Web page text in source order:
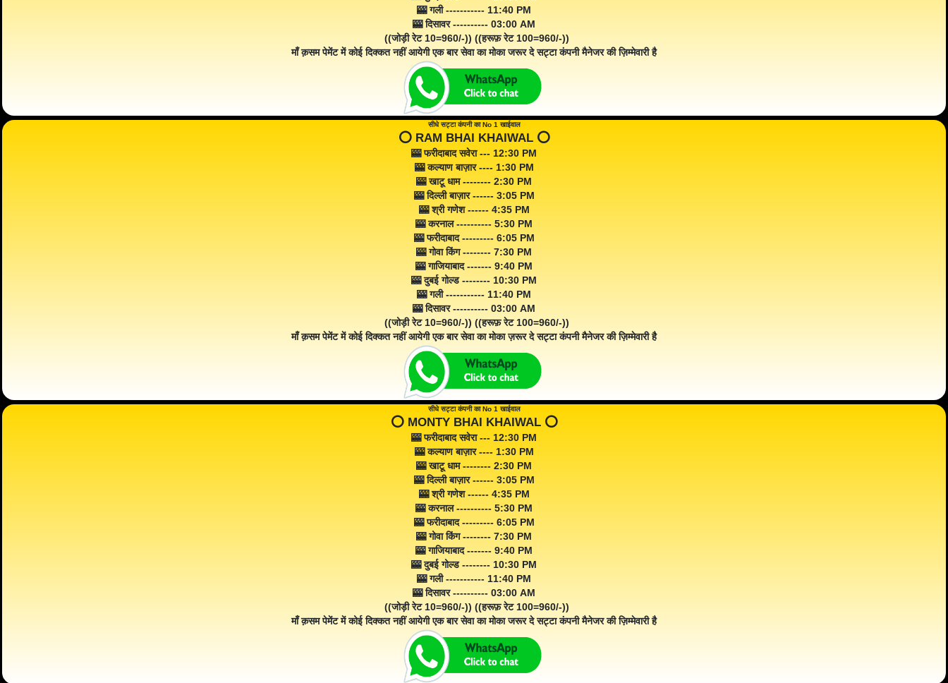
🎰 गली ----------- 11:40 PM
🎰 दिसावर ---------- 03:00 AM
((जोड़ी रेट 10=960/-)) ((हरूफ़ रेट 100=960/-))
माँ क़सम पेमेंट में कोई दिक्कत नहीं आयेगी एक बार सेवा का मोका जरूर दे सट्टा कंपनी मैनेजर की ज़िम्मेवारी है
सीधे सट्टा कंपनी का No 1 खाईवाल
⭕️ RAM BHAI KHAIWAL ⭕️
🎰 फरीदाबाद सवेरा --- 12:30 PM
🎰 कल्याण बाज़ार ---- 1:30 PM
🎰 खाटू धाम -------- 2:30 PM
🎰 दिल्ली बाज़ार ------ 3:05 PM
🎰 श्री गणेश ------ 4:35 PM
🎰 करनाल ---------- 5:30 PM
🎰 फरीदाबाद --------- 6:05 PM
🎰 गोवा किंग -------- 7:30 PM
🎰 गाजियाबाद ------- 9:40 PM
🎰 दुबई गोल्ड -------- 10:30 PM
🎰 गली ----------- 11:40 PM
🎰 दिसावर ---------- 03:00 AM
((जोड़ी रेट 10=960/-)) ((हरूफ़ रेट 100=960/-))
माँ क़सम पेमेंट में कोई दिक्कत नहीं आयेगी एक बार सेवा का मोका ज़रूर दे सट्टा कंपनी मैनेजर की ज़िम्मेवारी है
सीधे सट्टा कंपनी का No 1 खाईवाल
⭕️ MONTY BHAI KHAIWAL ⭕️
🎰 फरीदाबाद सवेरा --- 12:30 PM
🎰 कल्याण बाज़ार ---- 1:30 PM
🎰 खाटू धाम -------- 2:30 PM
🎰 दिल्ली बाज़ार ------ 3:05 PM
🎰 श्री गणेश ------ 4:35 PM
🎰 करनाल ---------- 5:30 PM
🎰 फरीदाबाद --------- 6:05 PM
🎰 गोवा किंग -------- 7:30 PM
🎰 गाजियाबाद ------- 9:40 PM
🎰 दुबई गोल्ड -------- 10:30 PM
🎰 गली ----------- 11:40 PM
🎰 दिसावर ---------- 03:00 AM
((जोड़ी रेट 10=960/-)) ((हरूफ़ रेट 100=960/-))
माँ क़सम पेमेंट में कोई दिक्कत नहीं आयेगी एक बार सेवा का मोका जरूर दे सट्टा कंपनी मैनेजर की ज़िम्मेवारी है